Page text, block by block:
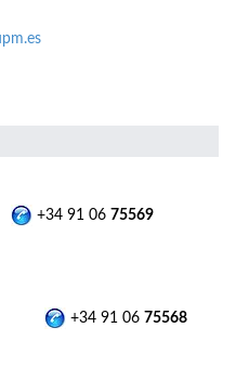
+34 91 06 75569
+34 91 06 75568